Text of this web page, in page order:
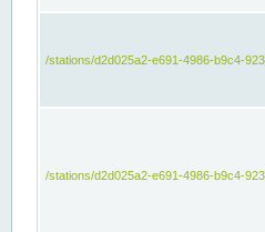
/stations/d2d025a2-e691-4986-b9c4-
/stations/d2d025a2-e691-4986-b9c4-